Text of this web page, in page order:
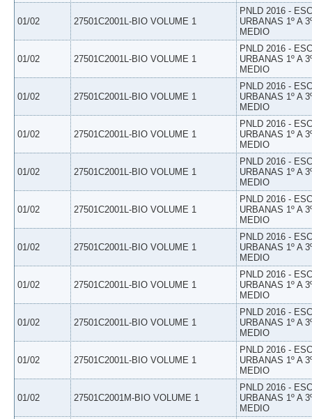
01/02 27501C2001L-BIO VOLUME 1
PNLD 2016 -
URBANAS 1º A
MEDIO
01/02 27501C2001L-BIO VOLUME 1
PNLD 2016 -
URBANAS 1º A
MEDIO
01/02 27501C2001L-BIO VOLUME 1
PNLD 2016 -
URBANAS 1º A
MEDIO
01/02 27501C2001L-BIO VOLUME 1
PNLD 2016 -
URBANAS 1º A
MEDIO
01/02 27501C2001L-BIO VOLUME 1
PNLD 2016 -
URBANAS 1º A
MEDIO
01/02 27501C2001L-BIO VOLUME 1
PNLD 2016 -
URBANAS 1º A
MEDIO
01/02 27501C2001L-BIO VOLUME 1
PNLD 2016 -
URBANAS 1º A
MEDIO
01/02 27501C2001L-BIO VOLUME 1
PNLD 2016 -
URBANAS 1º A
MEDIO
01/02 27501C2001L-BIO VOLUME 1
PNLD 2016 -
URBANAS 1º A
MEDIO
01/02 27501C2001L-BIO VOLUME 1
PNLD 2016 -
URBANAS 1º A
MEDIO
01/02 27501C2001M-BIO VOLUME 1
PNLD 2016 -
URBANAS 1º A
MEDIO